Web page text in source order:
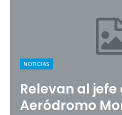
NOTICIAS
Relevan al jefe
Aeródromo